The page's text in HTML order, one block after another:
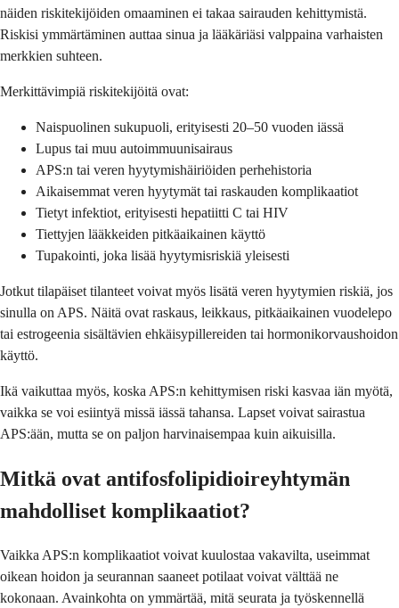
näiden riskitekijöiden omaaminen ei takaa sairauden kehittymistä.
Riskisi ymmärtäminen auttaa sinua ja lääkäriäsi valppaina varhaisten
merkkien suhteen.
Merkittävimpiä riskitekijöitä ovat:
Naispuolinen sukupuoli, erityisesti 20–50 vuoden iässä
Lupus tai muu autoimmuunisairaus
APS:n tai veren hyytymishäiriöiden perhehistoria
Aikaisemmat veren hyytymät tai raskauden komplikaatiot
Tietyt infektiot, erityisesti hepatiitti C tai HIV
Tiettyjen lääkkeiden pitkäaikainen käyttö
Tupakointi, joka lisää hyytymisriskiä yleisesti
Jotkut tilapäiset tilanteet voivat myös lisätä veren hyytymien riskiä, jos
sinulla on APS. Näitä ovat raskaus, leikkaus, pitkäaikainen vuodelepo
tai estrogeenia sisältävien ehkäisypillereiden tai hormonikorvaushoidon
käyttö.
Ikä vaikuttaa myös, koska APS:n kehittymisen riski kasvaa iän myötä,
vaikka se voi esiintyä missä iässä tahansa. Lapset voivat sairastua
APS:ään, mutta se on paljon harvinaisempaa kuin aikuisilla.
Mitkä ovat antifosfolipidioireyhtymän
mahdolliset komplikaatiot?
Vaikka APS:n komplikaatiot voivat kuulostaa vakavilta, useimmat
oikean hoidon ja seurannan saaneet potilaat voivat välttää ne
kokonaan. Avainkohta on ymmärtää, mitä seurata ja työskennellä